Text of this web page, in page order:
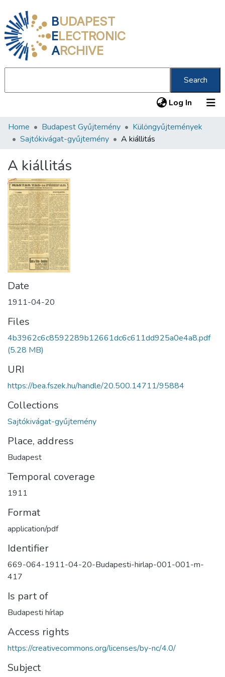
BUDAPEST
ELECTRONIC
ARCHIVE
Search
Log In (current)
Communities & Collections
Statistics
About us
Home Budapest Gyűjtemény
Különgyűjtemények
Sajtókivágat-gyűjtemény
A kiállitás
A kiállitás
Date
1911-04-20
Files
4b3962c6c8592289b12661dc6c611dd925a0e4a8.pdf
(5.28 MB)
URI
https://bea.fszek.hu/handle/20.500.14711/95884
Collections
Sajtókivágat-gyűjtemény
Place, address
Budapest
Temporal coverage
1911
Format
application/pdf
Identifier
669-064-1911-04-20-Budapesti-hirlap-001-001-m-
417
Is part of
Budapesti hírlap
Access rights
https://creativecommons.org/licenses/by-nc/4.0/
Subject